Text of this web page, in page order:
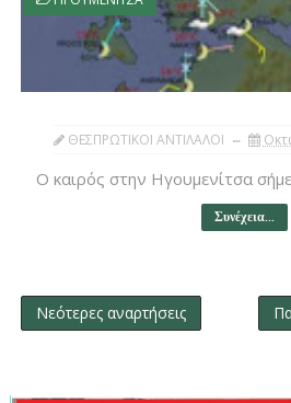
ΘΕΣΠΡΩΤΙΚΟΙ ΑΝΤΙΛΑΛΟΙ
Ο καιρός στην Ηγουμενίτσα
Συνέχεια...
Νεότερες αναρτήσεις